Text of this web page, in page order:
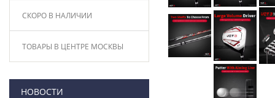
СКОРО В НАЛИЧИИ
ТОВАРЫ В ЦЕНТРЕ МОСКВЫ
НОВОСТИ